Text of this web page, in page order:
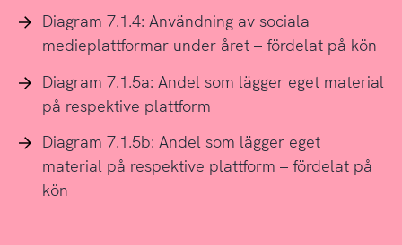
Diagram 7.1.4: Användning av sociala
medieplattformar under året – fördelat på kön
Diagram 7.1.5a: Andel som lägger eget material
på respektive plattform
Diagram 7.1.5b: Andel som lägger eget
material på respektive plattform – fördelat på
kön